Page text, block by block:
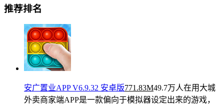
推荐排名
安广置业APP V6.9.32 安卓版771.83M49.7万人在用 大城
外卖商家端APP是一款偏向于模拟器设定出来的游戏，